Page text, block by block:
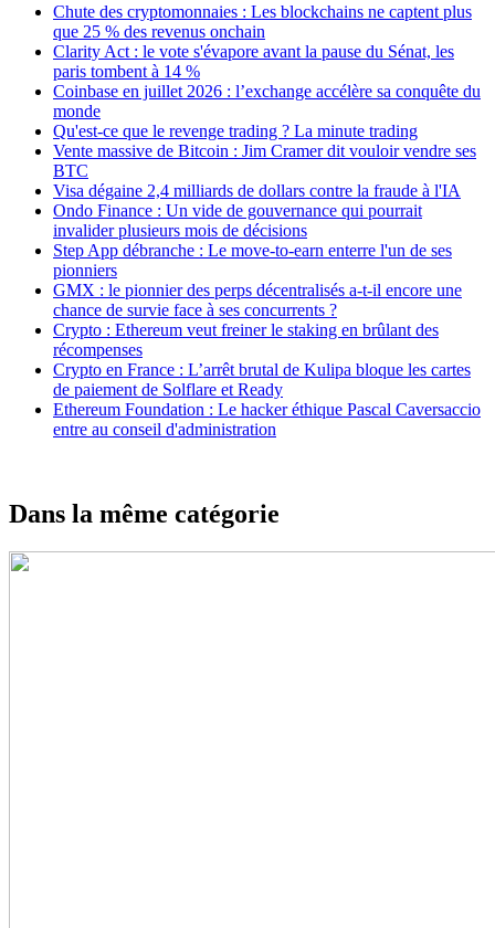
Chute des cryptomonnaies : Les blockchains ne captent plus
que 25 % des revenus onchain
Clarity Act : le vote s'évapore avant la pause du Sénat, les
paris tombent à 14 %
Coinbase en juillet 2026 : l’exchange accélère sa conquête du
monde
Qu'est-ce que le revenge trading ? La minute trading
Vente massive de Bitcoin : Jim Cramer dit vouloir vendre ses
BTC
Visa dégaine 2,4 milliards de dollars contre la fraude à l'IA
Ondo Finance : Un vide de gouvernance qui pourrait
invalider plusieurs mois de décisions
Step App débranche : Le move-to-earn enterre l'un de ses
pionniers
GMX : le pionnier des perps décentralisés a-t-il encore une
chance de survie face à ses concurrents ?
Crypto : Ethereum veut freiner le staking en brûlant des
récompenses
Crypto en France : L’arrêt brutal de Kulipa bloque les cartes
de paiement de Solflare et Ready
Ethereum Foundation : Le hacker éthique Pascal Caversaccio
entre au conseil d'administration
Dans la même catégorie